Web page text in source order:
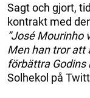
Sagt och gjort,
kontrakt med
”José Mourinho
Men han tror att
förbättra Godins
Solhekol på